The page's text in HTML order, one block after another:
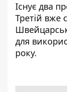
Існує два
Третій вже
для
року.